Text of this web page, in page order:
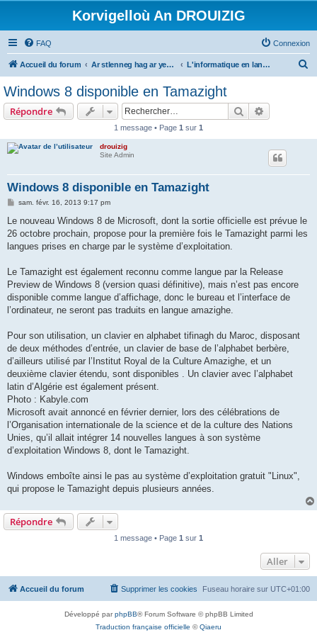
Korvigelloù An DROUIZIG
FAQ Connexion
Accueil du forum Ar stlenneg hag ar yezhoù bihan er bed a-bezh L'informatique en langues régionales et minoritaires
Windows 8 disponible en Tamazight
Répondre Rechercher
1 message • Page 1 sur 1
drouizig
Site Admin
Windows 8 disponible en Tamazight
M
s
a
g
sam. févr. 16, 2013 9:17 pm
Le nouveau Windows 8 de Microsoft, dont la sortie officielle est prévue le
26 octobre prochain, propose pour la première fois le Tamazight parmi les
langues prises en charge par le système d’exploitation.
Le Tamazight est également reconnu comme langue par la Release
Preview de Windows 8 (version quasi définitive), mais n’est pas encore
disponible comme langue d’affichage, donc le bureau et l’interface de
l’ordinateur, ne seront pas traduits en langue amazighe.
Pour son utilisation, un clavier en alphabet tifinagh du Maroc, disposant
de deux méthodes d’entrée, un clavier de base de l’alphabet berbère,
d’ailleurs utilisé par l’Institut Royal de la Culture Amazighe, et un
deuxième clavier étendu, sont disponibles . Un clavier avec l’alphabet
latin d’Algérie est également présent.
Photo : Kabyle.com
Microsoft avait annoncé en février dernier, lors des célébrations de
l’Organisation internationale de la science et de la culture des Nations
Unies, qu’il allait intégrer 14 nouvelles langues à son système
d’exploitation Windows 8, dont le Tamazight.
Windows emboîte ainsi le pas au système d’exploitation gratuit "Linux",
qui propose le Tamazight depuis plusieurs années.
Répondre
1 message • Page 1 sur 1
Aller
Accueil du forum Fuseau horaire sur UTC+01:00
Supprimer les cookies
Développé parphpBB® Forum Software © phpBB Limited
Traduction française officielle ©Qiaeru